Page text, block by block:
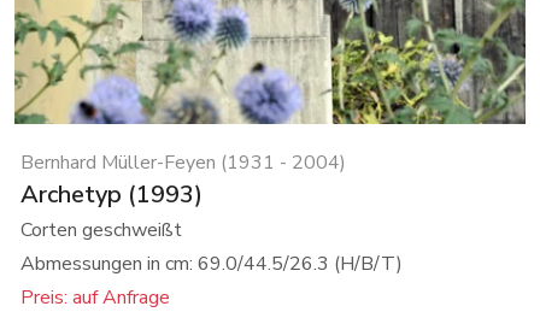
Bernhard Müller-Feyen (1931 - 2004)
Archetyp (1993)
Corten geschweißt
Abmessungen in cm: 69.0/44.5/26.3 (H/B/T)
Preis: auf Anfrage